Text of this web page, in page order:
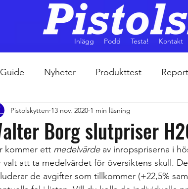
Inlägg Podd Testa! Kontakt
Guide Nyheter Produkttest
Utrustning
Borg slutpriser
Pistolskytten 13 nov. 2020 1 min läsning
kommer ett medelvärde av inropspriserna i
valt att ta medelvärdet för översiktens skull.
de avgifter som tillkommer (+22,5%